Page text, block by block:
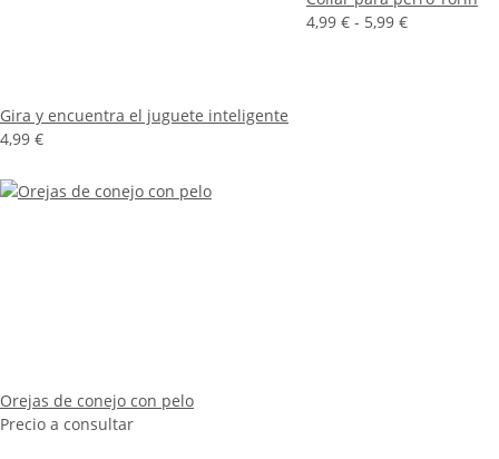
Gira y encuentra el juguete inteligente
4,99 €
4,99 € - 5,99 €
Orejas de conejo con pelo
Precio a consultar